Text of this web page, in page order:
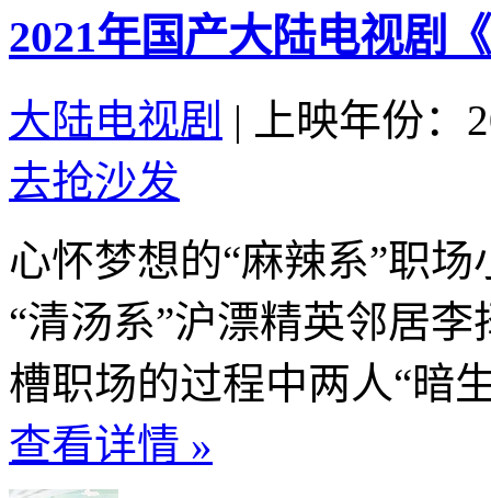
2021年国产大陆电视剧
大陆电视剧 |
上映年份：
去抢沙发
心怀梦想的“麻辣系”职
“清汤系”沪漂精英邻居
槽职场的过程中两人“暗
查看详情 »